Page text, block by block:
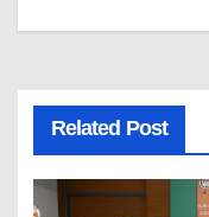
Related Post